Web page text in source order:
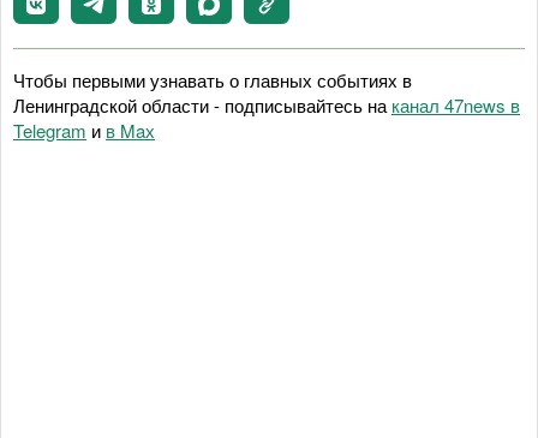
Чтобы первыми узнавать о главных событиях в
Ленинградской области - подписывайтесь на канал 47news в
Telegram и в Maх